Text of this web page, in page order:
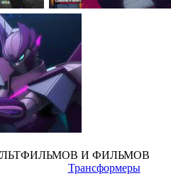
И ФИЛЬМОВ
Трансформеры